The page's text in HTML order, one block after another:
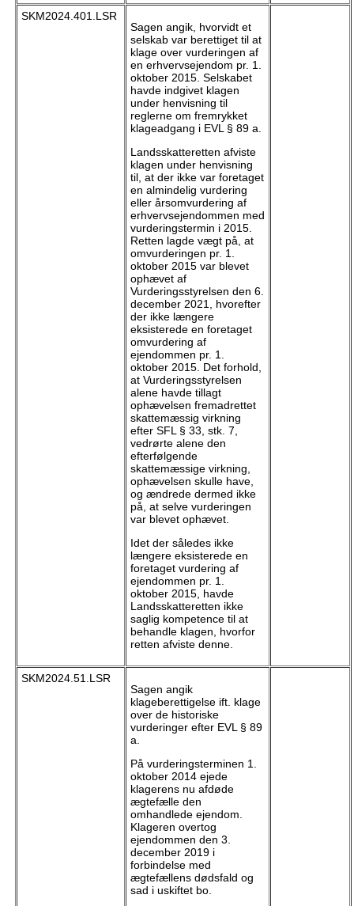
SKM2024.401.LSR
Sagen angik, hvorvidt et
selskab var berettiget til at
klage over vurderingen af
en erhvervsejendom pr. 1.
oktober 2015. Selskabet
havde indgivet klagen
under henvisning til
reglerne om fremrykket
klageadgang i EVL § 89 a.
Landsskatteretten afviste
klagen under henvisning
til, at der ikke var foretaget
en almindelig vurdering
eller årsomvurdering af
erhvervsejendommen med
vurderingstermin i 2015.
Retten lagde vægt på, at
omvurderingen pr. 1.
oktober 2015 var blevet
ophævet af
Vurderingsstyrelsen den 6.
december 2021, hvorefter
der ikke længere
eksisterede en foretaget
omvurdering af
ejendommen pr. 1.
oktober 2015. Det forhold,
at Vurderingsstyrelsen
alene havde tillagt
ophævelsen fremadrettet
skattemæssig virkning
efter SFL § 33, stk. 7,
vedrørte alene den
efterfølgende
skattemæssige virkning,
ophævelsen skulle have,
og ændrede dermed ikke
på, at selve vurderingen
var blevet ophævet.
Idet der således ikke
længere eksisterede en
foretaget vurdering af
ejendommen pr. 1.
oktober 2015, havde
Landsskatteretten ikke
saglig kompetence til at
behandle klagen, hvorfor
retten afviste denne.
SKM2024.51.LSR
Sagen angik
klageberettigelse ift. klage
over de historiske
vurderinger efter EVL § 89
a.
På vurderingsterminen 1.
oktober 2014 ejede
klagerens nu afdøde
ægtefælle den
omhandlede ejendom.
Klageren overtog
ejendommen den 3.
december 2019 i
forbindelse med
ægtefællens dødsfald og
sad i uskiftet bo.